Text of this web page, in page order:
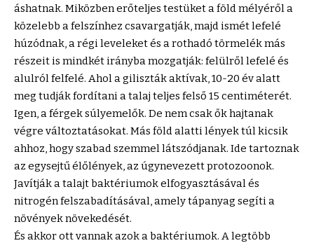
áshatnak. Miközben erőteljes testüket a föld mélyéről a
közelebb a felszínhez csavargatják, majd ismét lefelé
húzódnak, a régi leveleket és a rothadó törmelék más
részeit is mindkét irányba mozgatják: felülről lefelé és
alulról felfelé. Ahol a giliszták aktívak, 10-20 év alatt
meg tudják fordítani a talaj teljes felső 15 centiméterét.
Igen, a férgek súlyemelők. De nem csak ők hajtanak
végre változtatásokat. Más föld alatti lények túl kicsik
ahhoz, hogy szabad szemmel látszódjanak. Ide tartoznak
az egysejtű élőlények, az úgynevezett protozoonok.
Javítják a talajt baktériumok elfogyasztásával és
nitrogén felszabadításával, amely tápanyag segíti a
növények növekedését.
És akkor ott vannak azok a baktériumok. A legtöbb